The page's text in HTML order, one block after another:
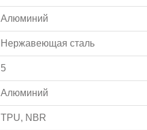
Алюминий
Нержавеющая сталь
5
Алюминий
TPU, NBR